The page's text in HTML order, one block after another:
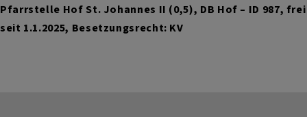
Pfarrstelle Hof St. Johannes II (0,5), DB Hof – ID 987, frei
seit 1.1.2025, Besetzungsrecht: KV